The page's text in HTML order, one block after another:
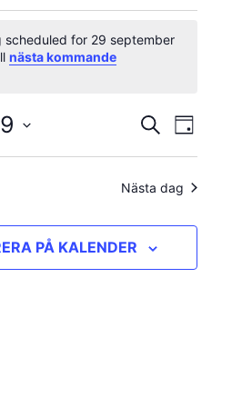
scheduled for 29 september
nästa kommande
Search
and
Views
SÖK DAG
Nästa dag
PÅ KALENDER